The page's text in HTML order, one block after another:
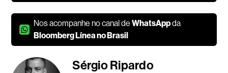
Nos acompanhe no canal deWhatsAppda
Bloomberg Línea no Brasil
Sérgio Ripardo